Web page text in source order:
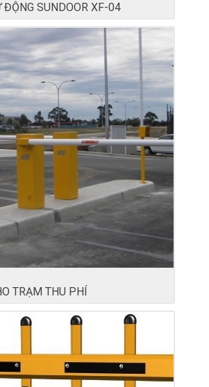
ĐỘNG SUNDOOR XF-04
TRẠM THU PHÍ